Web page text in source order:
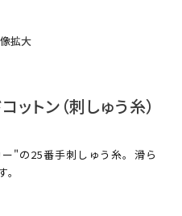
拡大
ットン（刺しゅう糸）
"の25番手刺しゅう糸。滑ら